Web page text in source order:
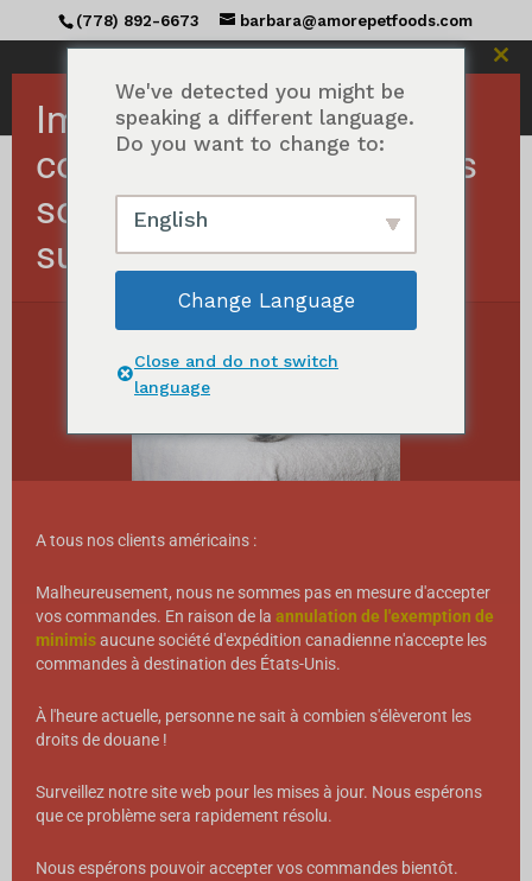
(778) 892-6673 barbara@amorepetfoods.com
Accueil / Produits étiquetés "Raw dog treats"
Friandises crues pour chiens
Afficher le résultat unique
We've detected you might be
speaking a different language.
Do you want to change to:
English
Change Language
Close and do not switch
language
Important ! Les
commandes américaines
sont temporairement
suspendues.
A tous nos clients américains :
Malheureusement, nous ne sommes pas en mesure d'accepter
vos commandes. En raison de la annulation de l'exemption de
minimisaucune société d'expédition canadienne n'accepte les
commandes à destination des États-Unis.
À l'heure actuelle, personne ne sait à combien s'élèveront les
droits de douane !
Surveillez notre site web pour les mises à jour. Nous espérons
que ce problème sera rapidement résolu.
Nous espérons pouvoir accepter vos commandes bientôt.